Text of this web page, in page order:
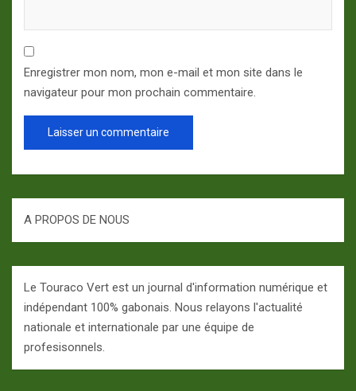
Enregistrer mon nom, mon e-mail et mon site dans le
navigateur pour mon prochain commentaire.
A PROPOS DE NOUS
Le Touraco Vert est un journal d'information numérique et
indépendant 100% gabonais. Nous relayons l'actualité
nationale et internationale par une équipe de
profesisonnels.